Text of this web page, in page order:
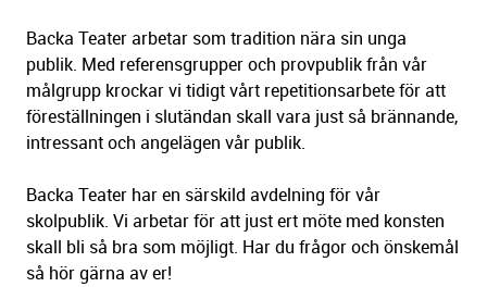
Backa Teater arbetar som tradition nära sin unga
publik. Med referensgrupper och provpublik från vår
målgrupp krockar vi tidigt vårt repetitionsarbete för att
föreställningen i slutändan skall vara just så brännande,
intressant och angelägen vår publik.
Backa Teater har en särskild avdelning för vår
skolpublik. Vi arbetar för att just ert möte med konsten
skall bli så bra som möjligt. Har du frågor och önskemål
så hör gärna av er!